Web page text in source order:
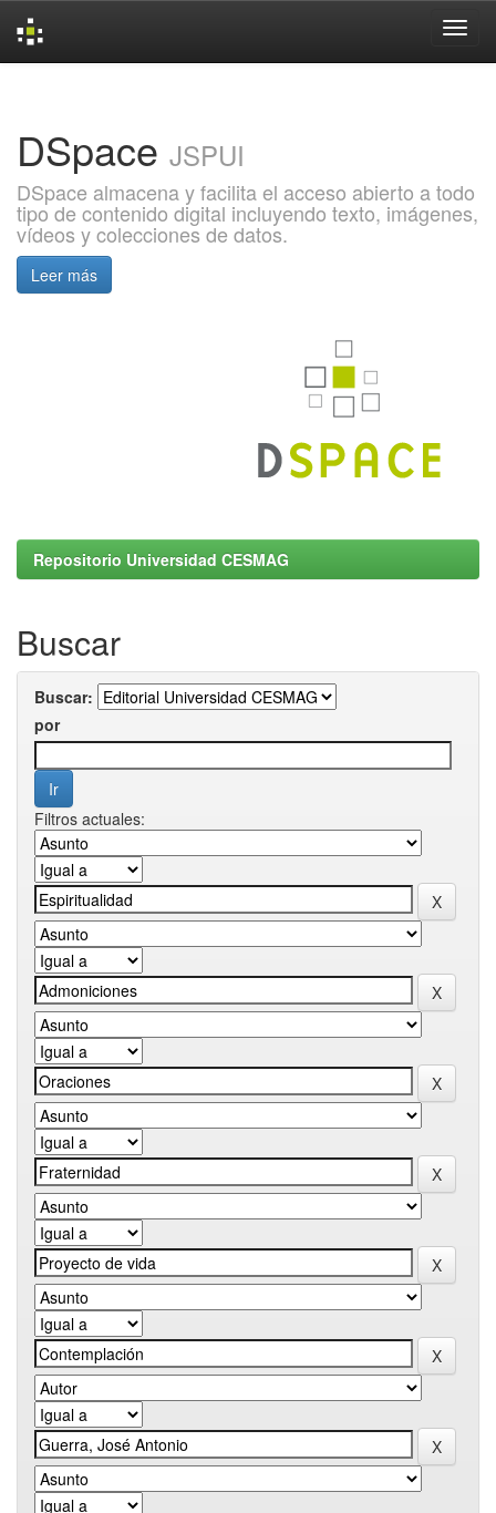
DSpace JSPUI
DSpace almacena y facilita el acceso abierto a todo
tipo de contenido digital incluyendo texto, imágenes,
vídeos y colecciones de datos.
Leer más
Repositorio Universidad CESMAG
Buscar
Buscar:
por
Filtros actuales: